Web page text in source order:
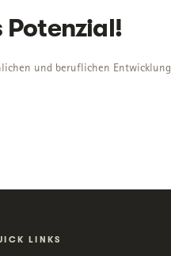
Potenzial!
und beruflichen Entwicklung
LINKS